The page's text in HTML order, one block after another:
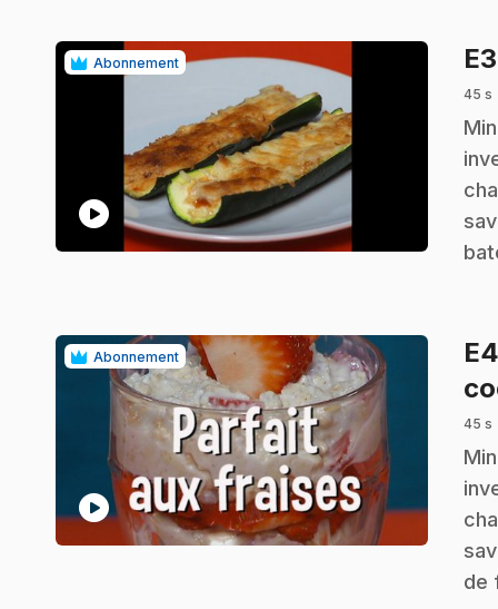
Abonnement
play_circle
E3
45 s
.
Abonnement
play_circle
E4
45 s
.
de